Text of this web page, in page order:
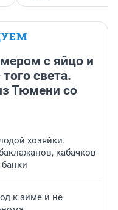
с яйцо и
света.
Тюмени со
хозяйки.
кабачков
к зиме и не